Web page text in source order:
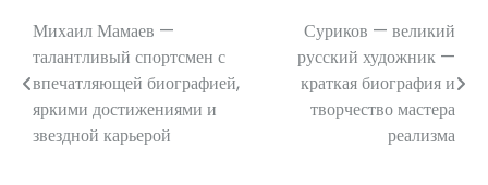
Навигация
по
записям
Михаил Мамаев —
талантливый спортсмен с
впечатляющей биографией,
яркими достижениями и
звездной карьерой
Суриков — великий
русский художник —
краткая биография и
творчество мастера
реализма